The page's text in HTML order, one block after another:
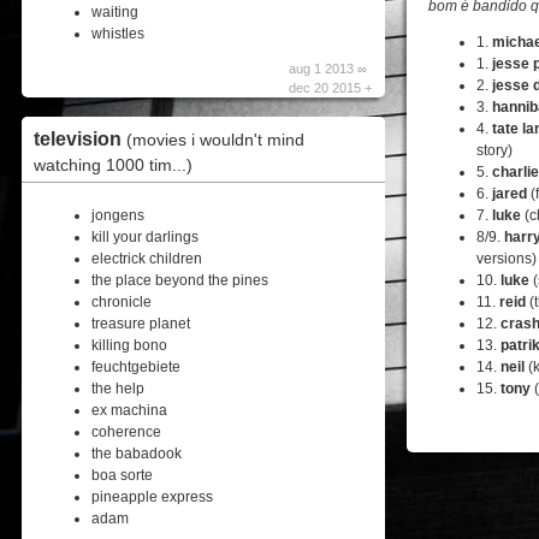
waiting
whistles
aug 1 2013 ∞
dec 20 2015 +
television (movies i wouldn't mind
watching 1000 tim...)
jongens
kill your darlings
electrick children
the place beyond the pines
chronicle
treasure planet
killing bono
feuchtgebiete
the help
ex machina
coherence
the babadook
boa sorte
pineapple express
adam
bom é bandido
1.
1. jesse
2. jesse
3.
4. tate
story)
5.
6. jared
7. luke
8/9.
versions)
10. luke
11. reid
12. crash
13. patrik
14. neil
15. tony